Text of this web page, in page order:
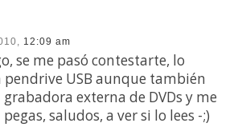
12:09 am
se me pasó contestarte, lo
USB aunque también
externa de DVDs y me
saludos, a ver si lo lees -;)